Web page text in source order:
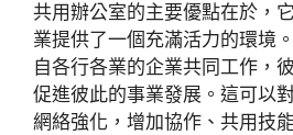
共用辦公室的主要優點在於，
業提供了一個充滿活力的環境
自各行各業的企業共同工作，
促進彼此的事業發展。這可以
網絡強化，增加協作、共用技